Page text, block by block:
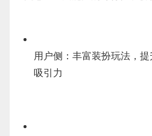
用户侧：丰富装扮玩法，
吸引力